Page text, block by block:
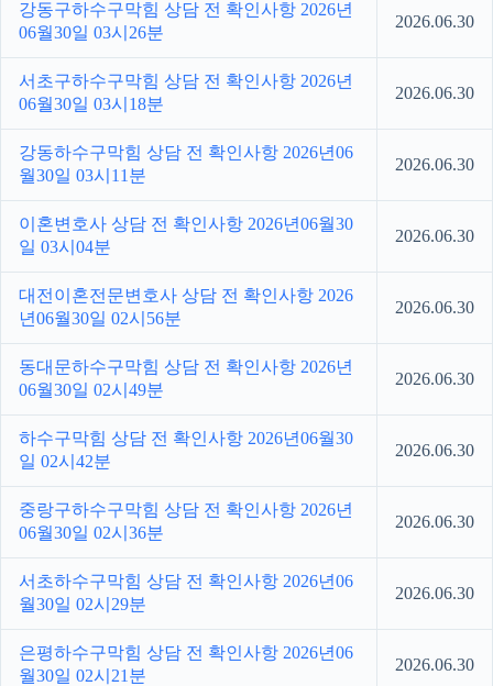
강동구하수구막힘 상담 전 확인사항 2026년
06월30일 03시26분
2026.06.30
서초구하수구막힘 상담 전 확인사항 2026년
06월30일 03시18분
2026.06.30
강동하수구막힘 상담 전 확인사항 2026년06
월30일 03시11분
2026.06.30
이혼변호사 상담 전 확인사항 2026년06월30
일 03시04분
2026.06.30
대전이혼전문변호사 상담 전 확인사항 2026
년06월30일 02시56분
2026.06.30
동대문하수구막힘 상담 전 확인사항 2026년
06월30일 02시49분
2026.06.30
하수구막힘 상담 전 확인사항 2026년06월30
일 02시42분
2026.06.30
중랑구하수구막힘 상담 전 확인사항 2026년
06월30일 02시36분
2026.06.30
서초하수구막힘 상담 전 확인사항 2026년06
월30일 02시29분
2026.06.30
은평하수구막힘 상담 전 확인사항 2026년06
월30일 02시21분
2026.06.30